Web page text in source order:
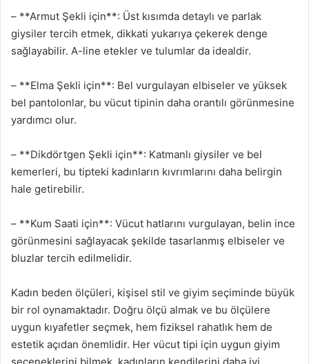
– **Armut Şekli için**: Üst kısımda detaylı ve parlak
giysiler tercih etmek, dikkati yukarıya çekerek denge
sağlayabilir. A-line etekler ve tulumlar da idealdir.
– **Elma Şekli için**: Bel vurgulayan elbiseler ve yüksek
bel pantolonlar, bu vücut tipinin daha orantılı görünmesine
yardımcı olur.
– **Dikdörtgen Şekli için**: Katmanlı giysiler ve bel
kemerleri, bu tipteki kadınların kıvrımlarını daha belirgin
hale getirebilir.
– **Kum Saati için**: Vücut hatlarını vurgulayan, belin ince
görünmesini sağlayacak şekilde tasarlanmış elbiseler ve
bluzlar tercih edilmelidir.
Kadın beden ölçüleri, kişisel stil ve giyim seçiminde büyük
bir rol oynamaktadır. Doğru ölçü almak ve bu ölçülere
uygun kıyafetler seçmek, hem fiziksel rahatlık hem de
estetik açıdan önemlidir. Her vücut tipi için uygun giyim